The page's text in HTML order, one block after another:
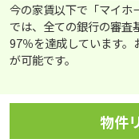
今の家賃以下で「マイホ
では、全ての銀行の審査
97％を達成しています
が可能です。
物件